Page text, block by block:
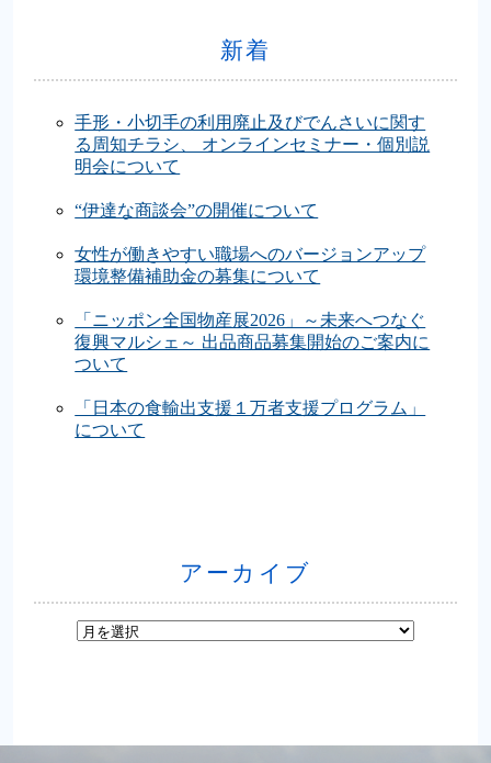
新着
手形・小切手の利用廃止及びでんさいに関す
る周知チラシ、 オンラインセミナー・個別説
明会について
“伊達な商談会”の開催について
女性が働きやすい職場へのバージョンアップ
環境整備補助金の募集について
「ニッポン全国物産展2026」～未来へつなぐ
復興マルシェ～ 出品商品募集開始のご案内に
ついて
「日本の食輸出支援１万者支援プログラム」
について
アーカイブ